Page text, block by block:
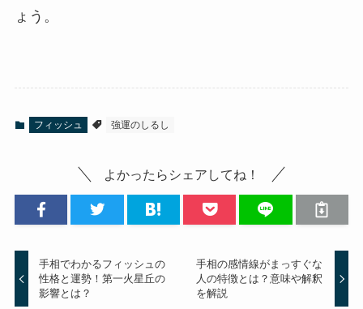
ょう。
フィッシュ 強運のしるし
よかったらシェアしてね！
手相でわかるフィッシュの
性格と運勢！第一火星丘の
影響とは？
手相の感情線がまっすぐな
人の特徴とは？意味や解釈
を解説